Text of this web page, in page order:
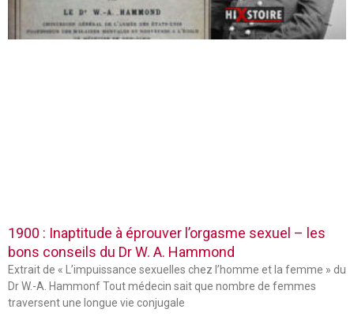
1900 : Inaptitude à éprouver l’orgasme sexuel – les
bons conseils du Dr W. A. Hammond
Extrait de « L’impuissance sexuelles chez l’homme et la femme » du
Dr W.-A. Hammonf Tout médecin sait que nombre de femmes
traversent une longue vie conjugale